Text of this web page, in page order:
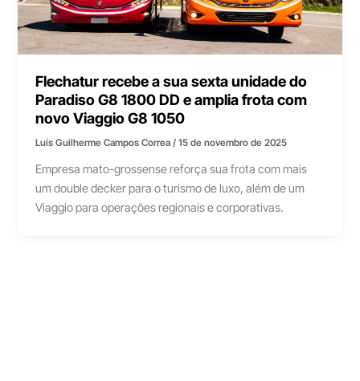
Flechatur recebe a sua sexta unidade do
Paradiso G8 1800 DD e amplia frota com
novo Viaggio G8 1050
Luís Guilherme Campos Correa/15 de novembro de 2025
Empresa mato-grossense reforça sua frota com mais
um double decker para o turismo de luxo, além de um
Viaggio para operações regionais e corporativas.